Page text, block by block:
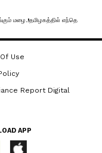
குற்றாலம்
மெயின்
Use
Report Digital
APP